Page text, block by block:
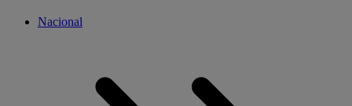
Nacional